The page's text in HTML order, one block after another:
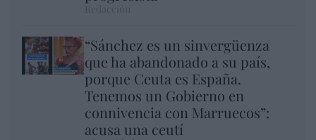
“Sánchez es un sinvergüenza
que ha abandonado a su país,
porque Ceuta es España.
Tenemos un Gobierno en
connivencia con Marruecos”:
acusa una ceutí